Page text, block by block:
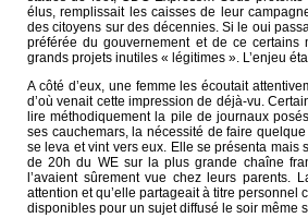
élus, remplissait les caisses de leur
des citoyens sur des décennies. Si le oui
préférée du gouvernement et de ce certains
grands projets inutiles « légitimes ». L’enjeu
A côté d’eux, une femme les écoutait
d’où venait cette impression de déjà-vu.
lire méthodiquement la pile de journaux
ses cauchemars, la nécessité de faire
se leva et vint vers eux. Elle se présenta
de 20h du WE sur la plus grande chaîne
l’avaient sûrement vue chez leurs parents.
attention et qu’elle partageait à titre personnel
disponibles pour un sujet diffusé le soir même